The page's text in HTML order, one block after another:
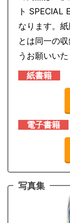
ト SPECIAL
なります。
とは同一の
うお願いい
紙書籍
電子書籍
写真集